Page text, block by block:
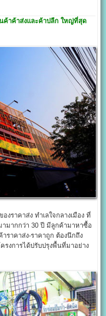
ค้าค้าส่งและค้าปลีก ใหญ่ที่สุด
องราคาส่ง ทำเลใจกลางเมือง ที่
ามากกว่า 30 ปี มีลูกค้ามาหาซื้อ
ราคาส่ง-ราคาถูก ต้องนึกถึง
รงการได้ปรับปรุงพื้นที่มาอย่าง